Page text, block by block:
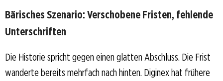
Bärisches Szenario: Verschobene Fristen, fehlende
Unterschriften
Die Historie spricht gegen einen glatten Abschluss. Die Frist
wanderte bereits mehrfach nach hinten. Diginex hat frühere